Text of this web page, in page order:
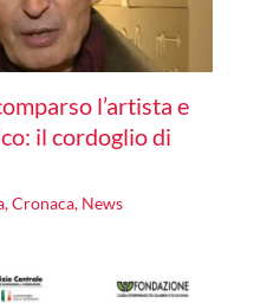
l’artista e
il cordoglio di
,Cronaca, News